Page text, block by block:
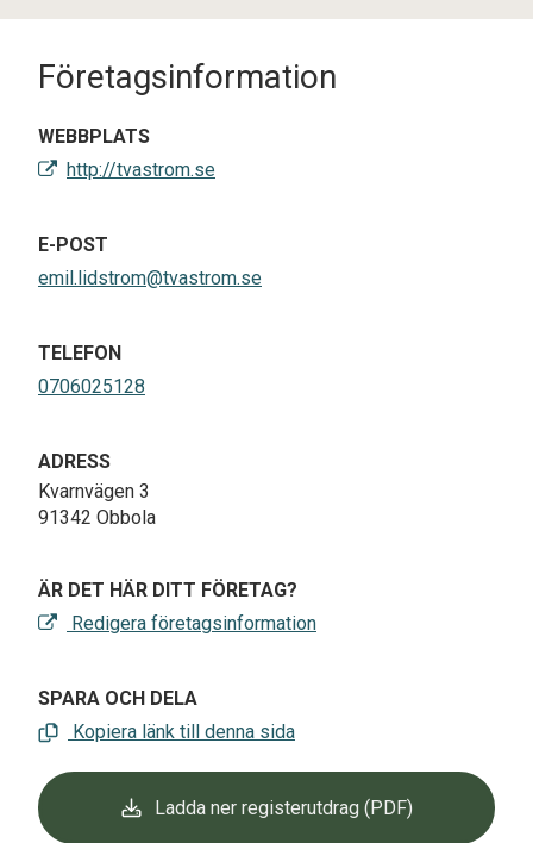
Företagsinformation
WEBBPLATS
http://tvastrom.se
E-POST
emil.lidstrom@tvastrom.se
TELEFON
0706025128
ADRESS
Kvarnvägen 3
91342 Obbola
ÄR DET HÄR DITT FÖRETAG?
Redigera företagsinformation
SPARA OCH DELA
Kopiera länk till denna sida
Ladda ner registerutdrag (PDF)